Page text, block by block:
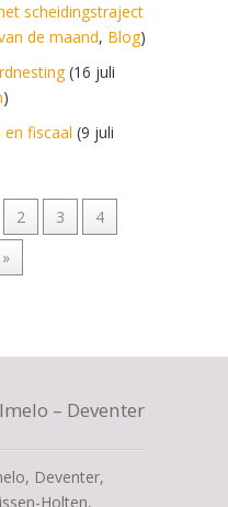
scheidingstraject
de maand, Blog)
(16 juli
)
en fiscaal (9 juli
2 3
4
»
– Deventer
Deventer,
Holten,